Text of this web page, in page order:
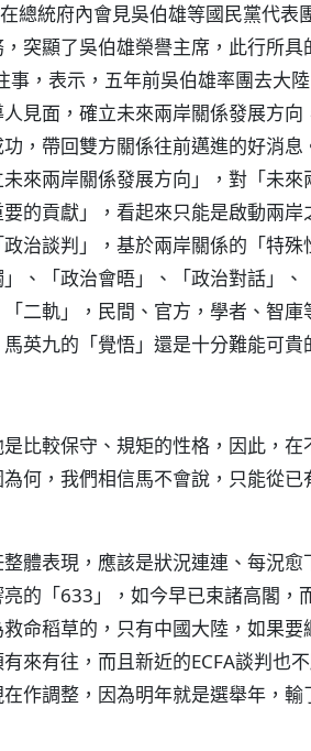
總統府內會見吳伯雄等國民黨代表
突顯了吳伯雄榮譽主席，此行所
，表示，五年前吳伯雄率團去大
見面，確立未來兩岸關係發展方
，帶回雙方關係往前邁進的好消
來兩岸關係發展方向」，對「未
的貢獻」，看起來只能是啟動兩
治談判」，基於兩岸關係的「特
、「政治會晤」、「政治對話」
二軌」，民間、官方，學者、智
英九的「覺悟」還是十分難能可貴
比較保守、規矩的性格，因此，
何，我們相信馬不會說，只能從
體表現，應該是狀況連連、每況愈
的「633」，如今早已束諸高閣，
命稻草的，只有中國大陸，如果
來有往，而且新近的ECFA談判也
作調整，因為明年就是選舉年，